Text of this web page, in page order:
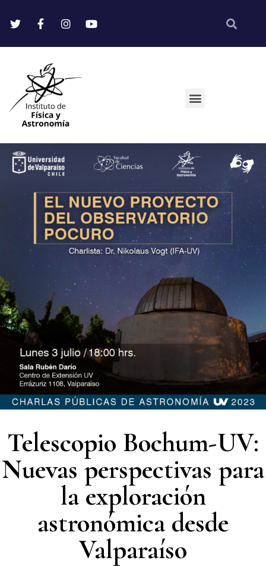
Telescopio Bochum-UV:
Nuevas perspectivas para
la exploración
astronómica desde
Valparaíso